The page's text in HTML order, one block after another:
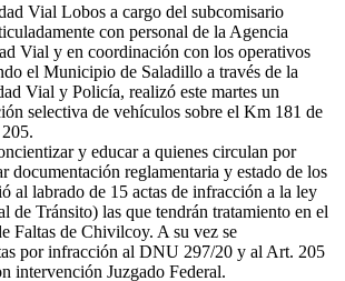
Vial Lobos a cargo del subcomisario
con personal de la Agencia
Vial y en coordinación con los operativos
el Municipio de Saladillo a través de la
Vial y Policía, realizó este martes un
selectiva de vehículos sobre el Km 181 de
y educar a quienes circulan por
documentación reglamentaria y estado de los
al labrado de 15 actas de infracción a la ley
de Tránsito) las que tendrán tratamiento en el
Faltas de Chivilcoy. A su vez se
por infracción al DNU 297/20 y al Art. 205
intervención Juzgado Federal.